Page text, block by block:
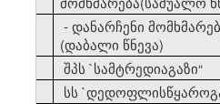
- დანარჩენი
(დაბალი წნევა)
შპს `სამტრედიაგაზი“
სს